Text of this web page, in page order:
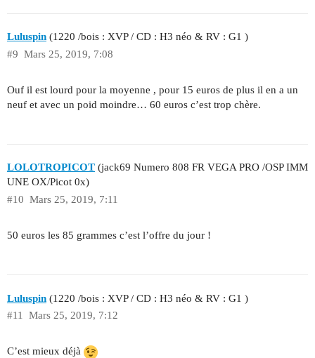
Luluspin (1220 /bois : XVP / CD : H3 néo & RV : G1 )
Mars 25, 2019, 7:08
#9
Ouf il est lourd pour la moyenne , pour 15 euros de plus il en a un
neuf et avec un poid moindre… 60 euros c’est trop chère.
LOLOTROPICOT (jack69 Numero 808 FR VEGA PRO /OSP IMM
UNE OX/Picot 0x)
Mars 25, 2019, 7:11
#10
50 euros les 85 grammes c’est l’offre du jour !
Luluspin (1220 /bois : XVP / CD : H3 néo & RV : G1 )
Mars 25, 2019, 7:12
#11
C’est mieux déjà